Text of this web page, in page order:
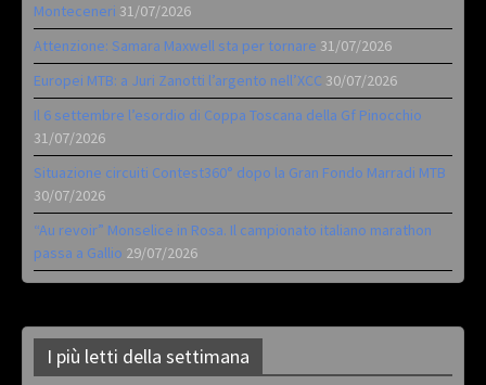
Monteceneri 31/07/2026
Attenzione: Samara Maxwell sta per tornare 31/07/2026
Europei MTB: a Juri Zanotti l’argento nell’XCC 30/07/2026
Il 6 settembre l’esordio di Coppa Toscana della Gf Pinocchio
31/07/2026
Situazione circuiti Contest360° dopo la Gran Fondo Marradi MTB
30/07/2026
“Au revoir” Monselice in Rosa. Il campionato italiano marathon
passa a Gallio 29/07/2026
I più letti della settimana